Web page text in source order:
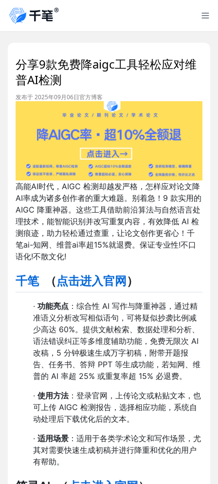
分享9款免费降aigc工具轻松应对维
普AI检测
发布于 2025年09月06日官方博客
高能AI时代，AIGC 检测却越发严格，怎样应对论文降
AI率成为诸多创作者的重大难题。别着急！9 款实用的
AIGC 降重神器。这些工具借助前沿算法与自然语言处
理技术，能智能识别并改写重复内容，有效降低 AI 检
测痕迹，助力轻松通过查重，让论文创作更省心！千
笔ai-知网、维普ai率超15%就退费。保证专业性!不口
语化!不散文化!
千笔（点击进入官网 ）
· 功能亮点 ：综合性 AI 写作与降重神器，通过精
准语义分析改写相似语句，可将疑似抄袭比例减
少高达 60%。提供文献检索、数据处理和分析、
语法错误纠正等多维度辅助功能，免费无限次 AI
改稿，5 分钟极速生成万字初稿，附带开题报
告、任务书、答辩 PPT 等生成功能，若知网、维
普的 AI 率超 25% 或重复率超 15% 必退费。
· 使用方法：登录官网，上传论文或粘贴文本，也
可上传 AIGC 检测报告，选择相应功能，系统自
动处理后下载优化后的文本。
· 适用场景 ：适用于各类学术论文和写作场景，尤
其对需要快速生成初稿并进行降重和优化的用户
有帮助。